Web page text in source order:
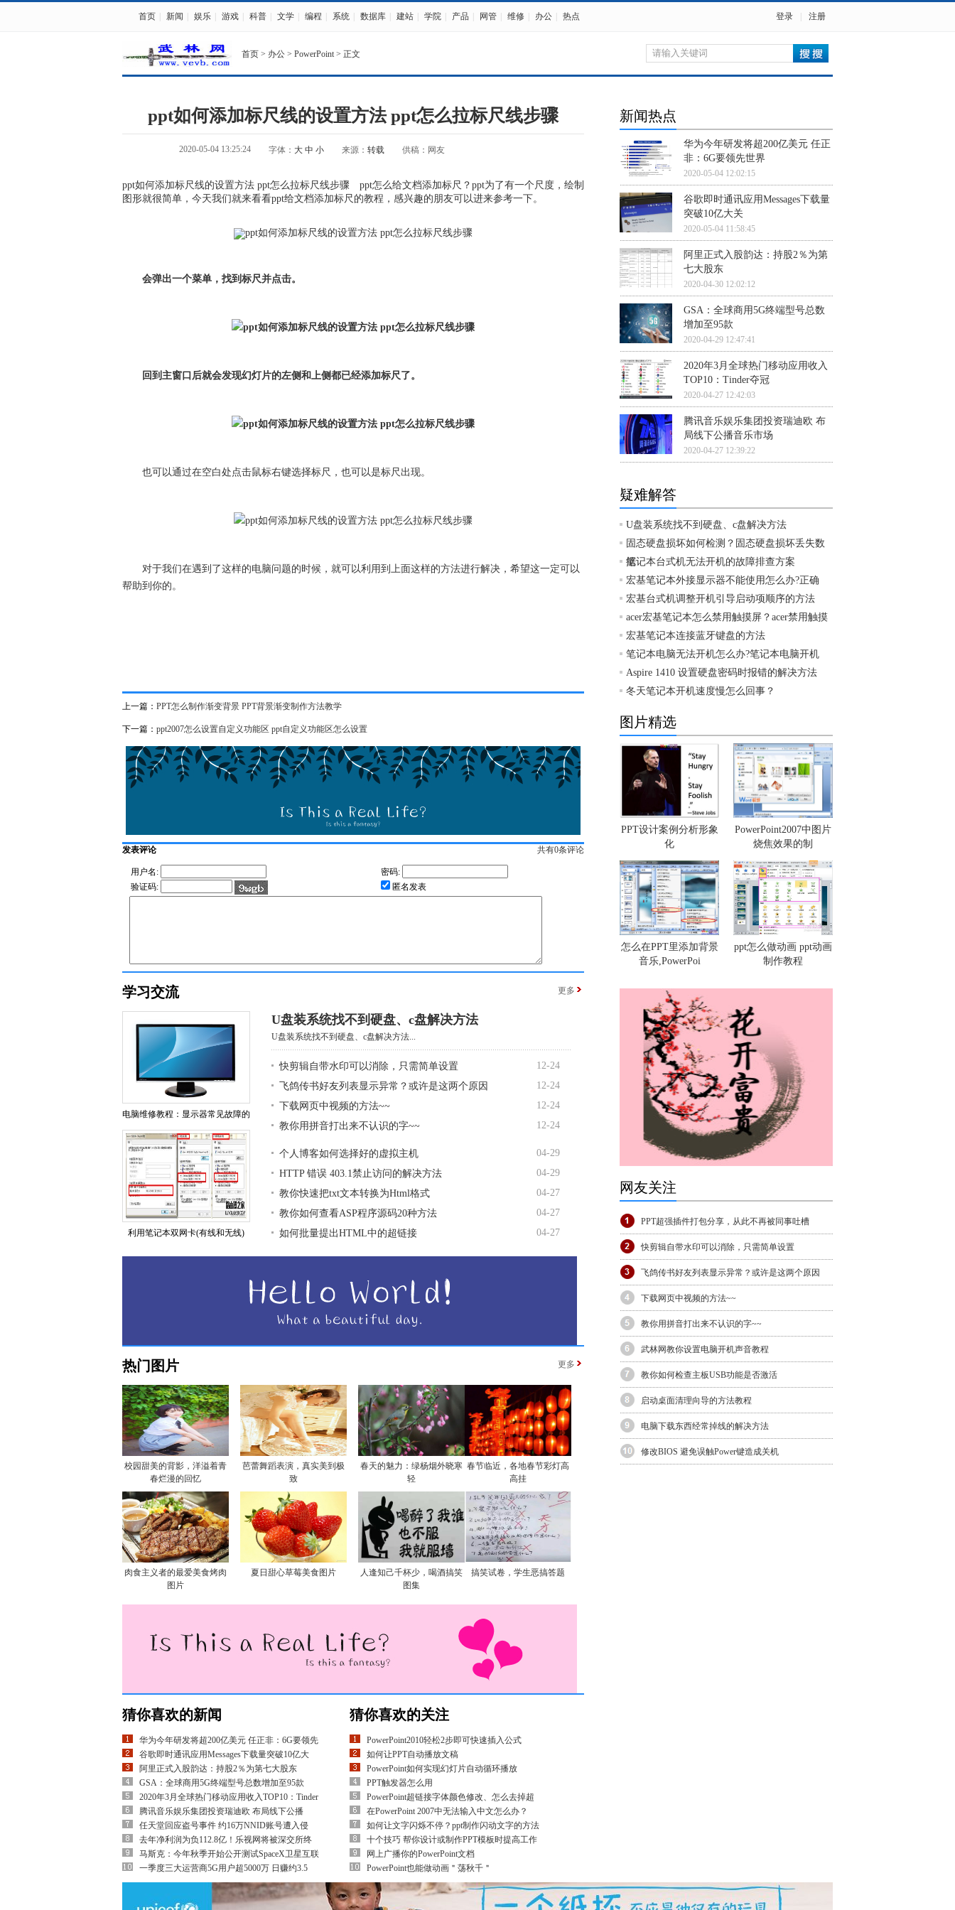
首页 新闻 娱乐 游戏 科普 文学 编程 系统 数据库 建站 学院 产品 网管 维修 办公 热点 登录 注册
首页 > 办公 > PowerPoint > 正文
ppt如何添加标尺线的设置方法 ppt怎么拉标尺线步骤
2020-05-04 13:25:24 字体： 大 中 小 来源： 转载 供稿：网友
ppt如何添加标尺线的设置方法 ppt怎么拉标尺线步骤 ppt怎么给文档添加标尺？ppt为了有一个尺度，绘制
图形就很简单，今天我们就来看看ppt给文档添加标尺的教程，感兴趣的朋友可以进来参考一下。
会弹出一个菜单，找到标尺并点击。
回到主窗口后就会发现幻灯片的左侧和上侧都已经添加标尺了。
也可以通过在空白处点击鼠标右键选择标尺，也可以是标尺出现。
对于我们在遇到了这样的电脑问题的时候，就可以利用到上面这样的方法进行解决，希望这一定可以
帮助到你的。
上一篇： PPT怎么制作渐变背景 PPT背景渐变制作方法教学
下一篇： ppt2007怎么设置自定义功能区 ppt自定义功能区怎么设置
发表评论 共有0条评论
用户名:
密码:
验证码:
匿名发表
学习交流 更多
电脑维修教程：显示器常见故障的
利用笔记本双网卡(有线和无线)
U盘装系统找不到硬盘、c盘解决方法
U盘装系统找不到硬盘、c盘解决方法...
快剪辑自带水印可以消除，只需简单设置
12-24
飞鸽传书好友列表显示异常？或许是这两个原因
12-24
下载网页中视频的方法~~
12-24
教你用拼音打出来不认识的字~~
12-24
个人博客如何选择好的虚拟主机
04-29
HTTP 错误 403.1禁止访问的解决方法
04-29
教你快速把txt文本转换为Html格式
04-27
教你如何查看ASP程序源码20种方法
04-27
如何批量提出HTML中的超链接
04-27
热门图片 更多
校园甜美的背影，洋溢着青
春烂漫的回忆
芭蕾舞蹈表演，真实美到极
致
春天的魅力：绿杨烟外晓寒
轻
春节临近，各地春节彩灯高
高挂
肉食主义者的最爱美食烤肉
图片
夏日甜心草莓美食图片
人逢知己千杯少，喝酒搞笑
图集
搞笑试卷，学生恶搞答题
猜你喜欢的新闻
华为今年研发将超200亿美元 任正非：6G要领先
谷歌即时通讯应用Messages下载量突破10亿大
阿里正式入股韵达：持股2％为第七大股东
GSA：全球商用5G终端型号总数增加至95款
2020年3月全球热门移动应用收入TOP10：Tinder
腾讯音乐娱乐集团投资瑞迪欧 布局线下公播
任天堂回应盗号事件 约16万NNID账号遭入侵
去年净利润为负112.8亿！乐视网将被深交所终
马斯克：今年秋季开始公开测试SpaceX卫星互联
一季度三大运营商5G用户超5000万 日赚约3.5
猜你喜欢的关注
PowerPoint2010轻松2步即可快速插入公式
如何让PPT自动播放文稿
PowerPoint如何实现幻灯片自动循环播放
PPT触发器怎么用
PowerPoint超链接字体颜色修改、怎么去掉超
在PowerPoint 2007中无法输入中文怎么办？
如何让文字闪烁不停？ppt制作闪动文字的方法
十个技巧 帮你设计或制作PPT模板时提高工作
网上广播你的PowerPoint文档
PowerPoint也能做动画＂荡秋千＂
新闻热点
华为今年研发将超200亿美元 任正
非：6G要领先世界
2020-05-04 12:02:15
谷歌即时通讯应用Messages下载量
突破10亿大关
2020-05-04 11:58:45
阿里正式入股韵达：持股2％为第
七大股东
2020-04-30 12:02:12
GSA：全球商用5G终端型号总数
增加至95款
2020-04-29 12:47:41
2020年3月全球热门移动应用收入
TOP10：Tinder夺冠
2020-04-27 12:42:03
腾讯音乐娱乐集团投资瑞迪欧 布
局线下公播音乐市场
2020-04-27 12:39:22
疑难解答
U盘装系统找不到硬盘、c盘解决方法
固态硬盘损坏如何检测？固态硬盘损坏丢失数
据
笔记本台式机无法开机的故障排查方案
宏基笔记本外接显示器不能使用怎么办?正确
宏基台式机调整开机引导启动项顺序的方法
acer宏基笔记本怎么禁用触摸屏？acer禁用触摸
宏基笔记本连接蓝牙键盘的方法
笔记本电脑无法开机怎么办?笔记本电脑开机
Aspire 1410 设置硬盘密码时报错的解决方法
冬天笔记本开机速度慢怎么回事？
图片精选
PPT设计案例分析形象
化
PowerPoint2007中图片
烧焦效果的制
怎么在PPT里添加背景
音乐,PowerPoi
ppt怎么做动画 ppt动画
制作教程
网友关注
PPT超强插件打包分享，从此不再被同事吐槽
快剪辑自带水印可以消除，只需简单设置
飞鸽传书好友列表显示异常？或许是这两个原因
下载网页中视频的方法~~
教你用拼音打出来不认识的字~~
武林网教你设置电脑开机声音教程
教你如何检查主板USB功能是否激活
启动桌面清理向导的方法教程
电脑下载东西经常掉线的解决方法
修改BIOS 避免误触Power键造成关机